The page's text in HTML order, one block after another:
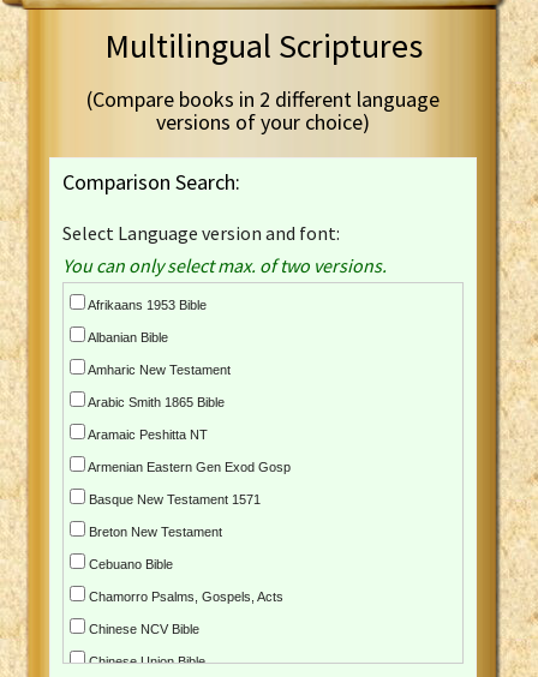
Multilingual Scriptures
(Compare books in 2 different language
versions of your choice)
Comparison Search:
Select Language version and font:
You can only select max. of two versions.
Afrikaans 1953 Bible
Albanian Bible
Amharic New Testament
Arabic Smith 1865 Bible
Aramaic Peshitta NT
Armenian Eastern Gen Exod Gosp
Basque New Testament 1571
Breton New Testament
Cebuano Bible
Chamorro Psalms, Gospels, Acts
Chinese NCV Bible
Chinese Union Bible